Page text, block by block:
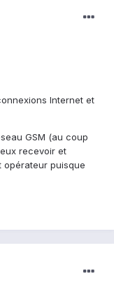
Internet et
GSM (au coup
recevoir et
opérateur puisque